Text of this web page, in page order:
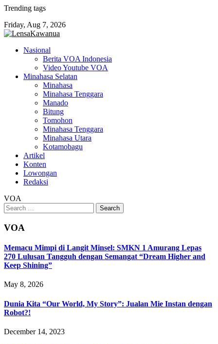
Skip
content
Trending tags
Friday, Aug 7, 2026
Nasional
Berita VOA Indonesia
Video Youtube VOA
Minahasa Selatan
Minahasa
Minahasa Tenggara
Manado
Bitung
Tomohon
Minahasa Tenggara
Minahasa Utara
Kotamobagu
Artikel
Konten
Lowongan
Redaksi
VOA
Search
for:
VOA
Memacu Mimpi di Langit Minsel: SMKN 1 Amurang Lepas
270 Lulusan Tangguh dengan Semangat “Dream Higher and
Keep Shining”
May 8, 2026
Dunia Kita “Our World, My Story”: Jualan Mie Instan dengan
Robot?!
December 14, 2023